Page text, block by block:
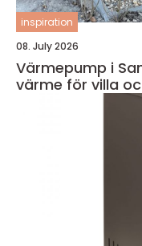
inspiration
08. July 2026
Värmepump i
värme för villa